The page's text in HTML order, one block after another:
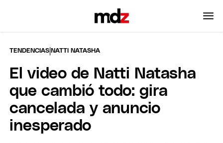
TENDENCIAS |NATTI NATASHA
El video de Natti Natasha
que cambió todo: gira
cancelada y anuncio
inesperado